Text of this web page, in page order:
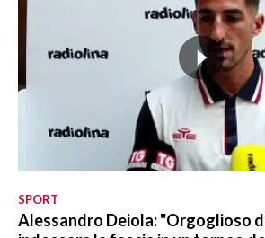
SPORT
Alessandro Deiola: "Orgoglioso